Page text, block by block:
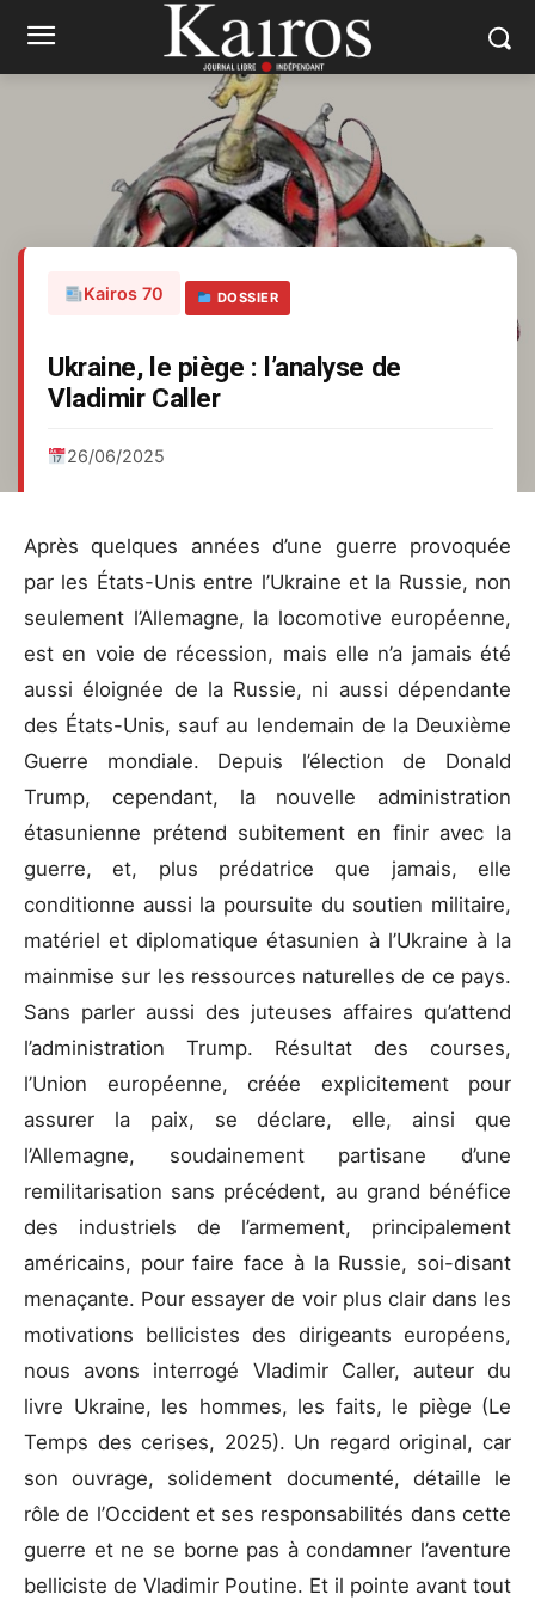
Kairos 70 DOSSIER
Ukraine, le piège : l’analyse de
Vladimir Caller
26/06/2025
Après quelques années d’une guerre provoquée
par les États-Unis entre l’Ukraine et la Russie, non
seulement l’Allemagne, la locomotive européenne,
est en voie de récession, mais elle n’a jamais été
aussi éloignée de la Russie, ni aussi dépendante
des États-Unis, sauf au lendemain de la Deuxième
Guerre mondiale. Depuis l’élection de Donald
Trump, cependant, la nouvelle administration
étasunienne prétend subitement en finir avec la
guerre, et, plus prédatrice que jamais, elle
conditionne aussi la poursuite du soutien militaire,
matériel et diplomatique étasunien à l’Ukraine à la
mainmise sur les ressources naturelles de ce pays.
Sans parler aussi des juteuses affaires qu’attend
l’administration Trump. Résultat des courses,
l’Union européenne, créée explicitement pour
assurer la paix, se déclare, elle, ainsi que
l’Allemagne, soudainement partisane d’une
remilitarisation sans précédent, au grand bénéfice
des industriels de l’armement, principalement
américains, pour faire face à la Russie, soi-disant
menaçante. Pour essayer de voir plus clair dans les
motivations bellicistes des dirigeants européens,
nous avons interrogé Vladimir Caller, auteur du
livre Ukraine, les hommes, les faits, le piège (Le
Temps des cerises, 2025). Un regard original, car
son ouvrage, solidement documenté, détaille le
rôle de l’Occident et ses responsabilités dans cette
guerre et ne se borne pas à condamner l’aventure
belliciste de Vladimir Poutine. Et il pointe avant tout